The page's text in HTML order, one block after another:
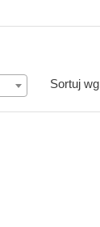
Sortuj